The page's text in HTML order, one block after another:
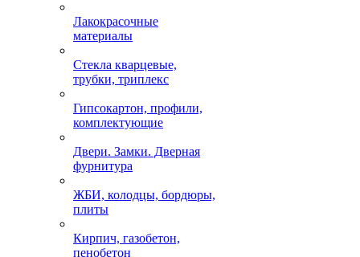
Лакокрасочные
материалы
Стекла кварцевые,
трубки, триплекс
Гипсокартон, профили,
комплектующие
Двери. Замки. Дверная
фурнитура
ЖБИ, колодцы, бордюры,
плиты
Кирпич, газобетон,
пенобетон